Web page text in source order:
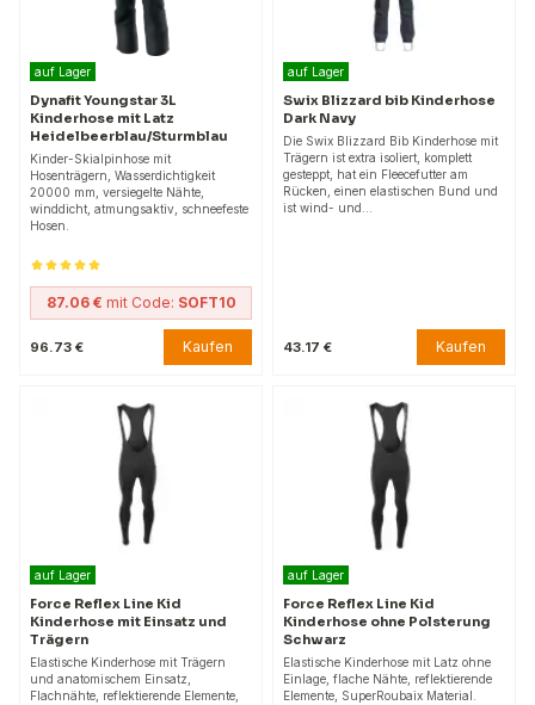
auf Lager
Dynafit Youngstar 3L
Kinderhose mit Latz
Heidelbeerblau/Sturmblau
Kinder-Skialpinhose mit
Hosenträgern, Wasserdichtigkeit
20000 mm, versiegelte Nähte,
winddicht, atmungsaktiv, schneefeste
Hosen.
87.06 € mit Code: SOFT10
96.73 € Kaufen
auf Lager
Swix Blizzard bib Kinderhose
Dark Navy
Die Swix Blizzard Bib Kinderhose mit
Trägern ist extra isoliert, komplett
gesteppt, hat ein Fleecefutter am
Rücken, einen elastischen Bund und
ist wind- und…
43.17 € Kaufen
auf Lager
Force Reflex Line Kid
Kinderhose mit Einsatz und
Trägern
Elastische Kinderhose mit Trägern
und anatomischem Einsatz,
Flachnähte, reflektierende Elemente,
auf Lager
Force Reflex Line Kid
Kinderhose ohne Polsterung
Schwarz
Elastische Kinderhose mit Latz ohne
Einlage, flache Nähte, reflektierende
Elemente, SuperRoubaix Material.